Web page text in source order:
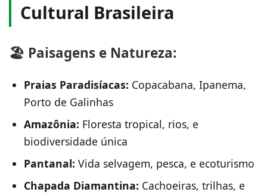
Cultural Brasileira
🏖️ Paisagens e Natureza:
Praias Paradisíacas: Copacabana, Ipanema,
Porto de Galinhas
Amazônia: Floresta tropical, rios, e
biodiversidade única
Pantanal: Vida selvagem, pesca, e ecoturismo
Chapada Diamantina: Cachoeiras, trilhas, e